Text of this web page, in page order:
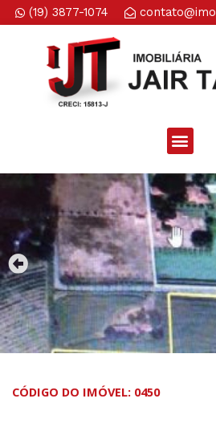
(19) 3877-1074
CÓDIGO DO IMÓVEL: 0450